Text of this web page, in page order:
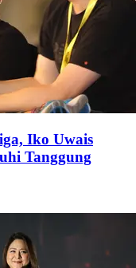
Iko Uwais
Tanggung